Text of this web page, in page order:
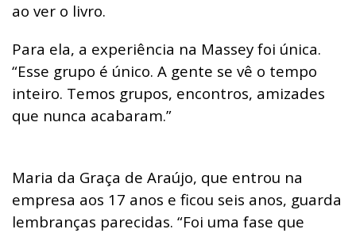
ao ver o livro.
Para ela, a experiência na Massey foi única.
“Esse grupo é único. A gente se vê o tempo
inteiro. Temos grupos, encontros, amizades
que nunca acabaram.”
Maria da Graça de Araújo, que entrou na
empresa aos 17 anos e ficou seis anos, guarda
lembranças parecidas. “Foi uma fase que